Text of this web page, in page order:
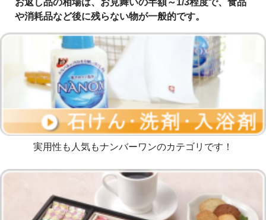
お返し品の相場は、お見舞いの半額～1/3程度で、食品
や消耗品など後に残らない物が一般的です。
実用性も人気もナンバーワンのカテゴリです！